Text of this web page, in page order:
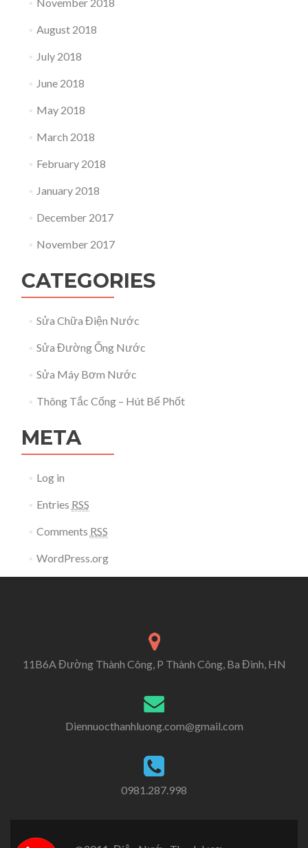
August 2018
July 2018
June 2018
May 2018
March 2018
February 2018
January 2018
December 2017
November 2017
CATEGORIES
Sửa Chữa Điện Nước
Sửa Đường Ống Nước
Sửa Máy Bơm Nước
Thông Tắc Cống – Hút Bể Phốt
META
Log in
Entries RSS
Comments RSS
WordPress.org
11B6A Đường Thành Công, P Thành Công, Ba Đình, HN
Diennuocthanhluong.com@gmail.com
0981.287.998